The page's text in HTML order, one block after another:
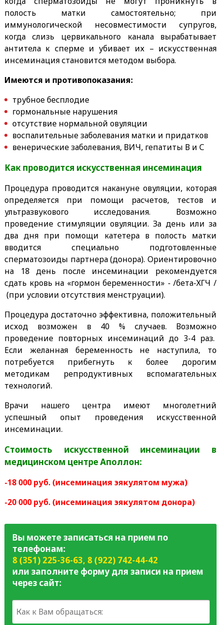
полость матки самостоятельно; при
иммунологической несовместимости супругов,
когда слизь цервикального канала вырабатывает
антитела к сперме и убивает их – искусственная
инсеминация становится методом выбора.
Имеются и противопоказания:
трубное бесплодие
гормональные нарушения
отсутствие нормальной овуляции
воспалительные заболевания матки и придатков
венерические заболевания, ВИЧ, гепатиты В и С
Как проводится искусственная инсеминация
Процедура проводится накануне овуляции, которая
определяется при помощи расчетов, тестов и
ультразвукового исследования. Возможно
проведение стимуляции овуляции. За день или за
два дня при помощи катетера в полость матки
вводится специально подготовленные
сперматозоиды партнера (донора). Ориентировочно
на 18 день после инсеминации рекомендуется
сдать кровь на «гормон беременности» - /бета-ХГЧ /
(при условии отсутствия менструации).
Процедура достаточно эффективна, положительный
исход возможен в 40 % случаев. Возможно
проведение повторных инсеминаций до 3-4 раз.
Если желанная беременность не наступила, то
потребуется прибегнуть к более дорогим
методикам репродуктивных вспомагательных
технологий.
Врачи нашего центра имеют многолетний
успешный опыт проведения искусственной
инсеминации.
Стоимость искусственной инсеминации в
медицинском центре Аполлон:
-18 000 руб. (инсеминация эякулятом мужа)
-20 000 руб. (инсеминация эякулятом донора)
Вы можете записаться на прием по
телефонам:
8 (351) 225-36-63, 8 (922) 742-44-42
или заполните форму для записи на прием
через сайт: